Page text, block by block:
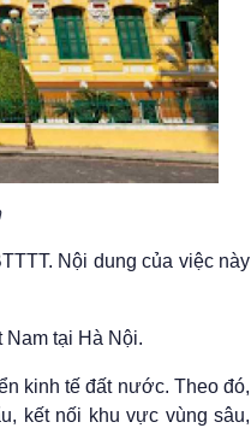
Nội dung của việc này
Nam tại Hà Nội.
kinh tế đất nước. Theo đó,
kết nối khu vực vùng sâu,